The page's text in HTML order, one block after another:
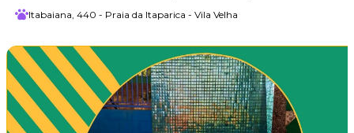
Itabaiana, 440 - Praia da Itaparica - Vila Velha